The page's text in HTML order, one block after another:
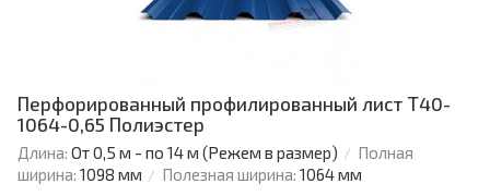
Перфорированный профилированный лист Т40-
1064-0,65 Полиэстер
Длина: От 0,5 м - по 14 м (Режем в размер)
Полная
ширина: 1098 мм Полезная ширина: 1064 мм